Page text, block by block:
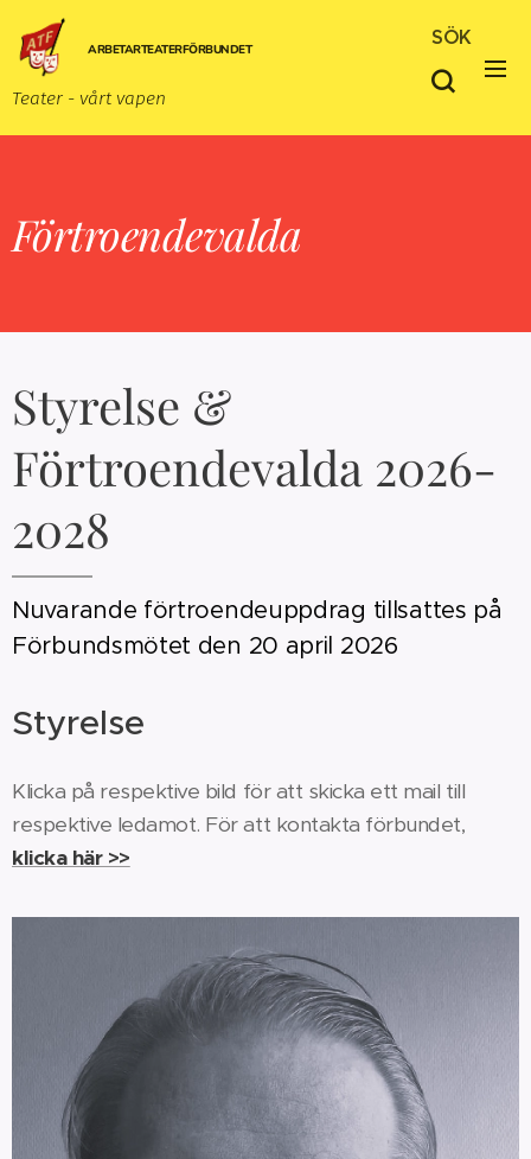
ARBETARTEATERFÖRBUNDET
Teater - vårt vapen
SÖK
Förtroendevalda
Styrelse &
Förtroendevalda 2026-
2028
Nuvarande förtroendeuppdrag tillsattes på
Förbundsmötet den 20 april 2026
Styrelse
Klicka på respektive bild för att skicka ett mail till
respektive ledamot. För att kontakta förbundet,
klicka här >>